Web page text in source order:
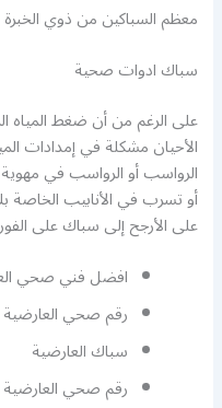
معظم السباكين من ذوي
سباك ادوات صحية
على الرغم من أن ضغط
الأحيان مشكلة في إمدادات
الرواسب أو الرواسب في مهوية
أو تسرب في الأنابيب الخاصة
على الأرجح إلى سباك على
افضل فني صحي
رقم صحي العارضية
سباك العارضية
رقم صحي العارضية